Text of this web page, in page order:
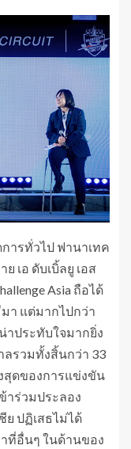
ารทั่วไป ฟานาเทค
ย เอ ดับเบิ้ลยู เอส
Asia ถือได้
า แต่มากไปกว่า
าประทับใจมากยิ่ง
รวมทั้งสิ้นกว่า 33
สุดของการแข่งขัน
าร่วมประลอง
ย ปฏิเสธไม่ได้
ที่อื่นๆ ในด้านของ